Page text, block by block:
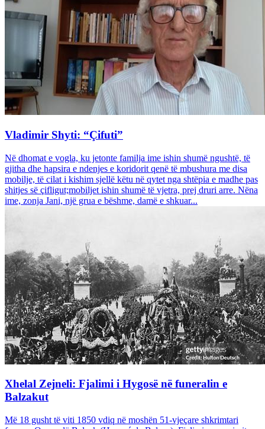
Vladimir Shyti: “Çifuti”
Në dhomat e vogla, ku jetonte familja ime ishin shumë ngushtë, të
gjitha dhe hapsira e ndenjes e koridorit qenë të mbushura me disa
mobilje, të cilat i kishim sjellë këtu në qytet nga shtëpia e madhe pas
shitjes së çifligut;mobiljet ishin shumë të vjetra, prej druri arre. Nëna
ime, zonja Jani, një grua e bëshme, damë e shkuar...
Xhelal Zejneli: Fjalimi i Hygosë në funeralin e
Balzakut
Më 18 gusht të viti 1850 vdiq në moshën 51-vjeçare shkrimtari